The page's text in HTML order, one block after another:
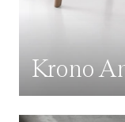
Krono